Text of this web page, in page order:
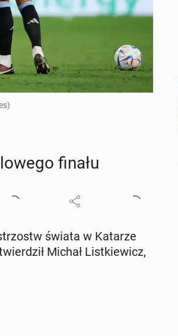
finału
świata w Katarze
Michał List­kie­wicz,